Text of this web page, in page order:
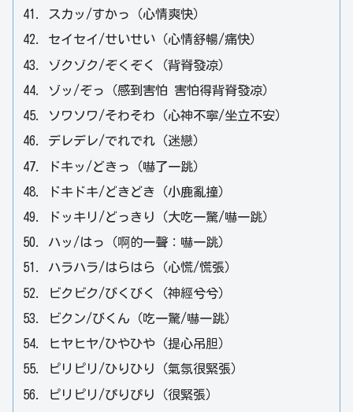
スカッ/すかっ（心情爽快）
セイセイ/せいせい（心情舒暢/痛快）
ゾクゾク/ぞくぞく（背脊發凉）
ゾッ/ぞっ（感到害怕 害怕得背脊發凉）
ソワソワ/そわそわ（心神不寧/坐立不安）
デレデレ/でれでれ（迷戀）
ドキッ/どきっ（嚇了一跳）
ドキドキ/どきどき（小鹿亂撞）
ドッキリ/どっきり（大吃一驚/嚇一跳）
ハッ/はっ（啊的一聲：嚇一跳）
ハラハラ/はらはら（心慌/慌張）
ビクビク/びくびく（神經兮兮）
ビクン/びくん（吃一驚/嚇一跳）
ヒヤヒヤ/ひやひや（提心吊胆）
ピリピリ/ひりひり（氣氛很緊張）
ピリピリ/ぴりぴり（很緊張）